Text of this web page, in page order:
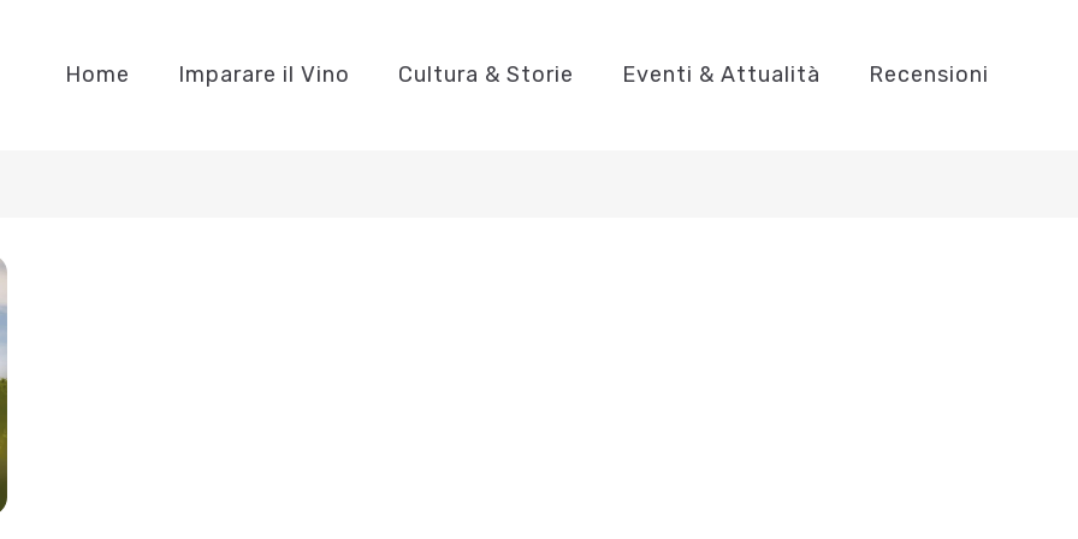
Home Imparare il Vino Cultura & Storie Eventi & Attualità Recensioni